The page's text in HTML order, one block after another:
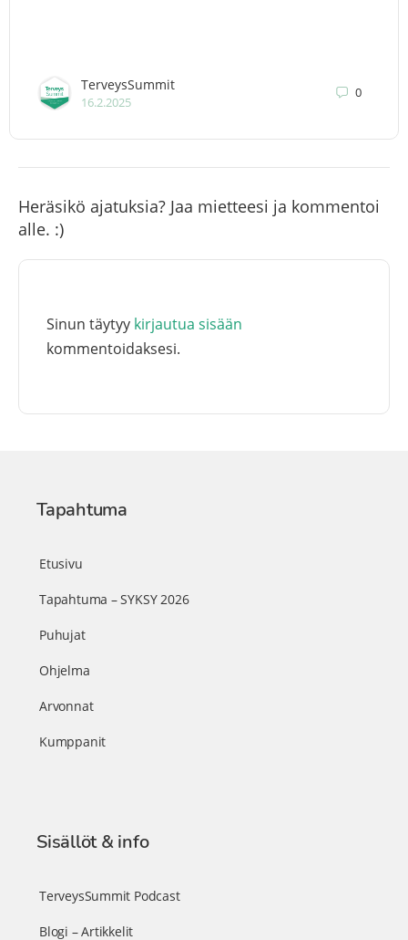
TerveysSummit
16.2.2025
0
Heräsikö ajatuksia? Jaa mietteesi ja kommentoi
alle. :)
Sinun täytyy kirjautua sisään
kommentoidaksesi.
Tapahtuma
Etusivu
Tapahtuma – SYKSY 2026
Puhujat
Ohjelma
Arvonnat
Kumppanit
Sisällöt & info
TerveysSummit Podcast
Blogi – Artikkelit